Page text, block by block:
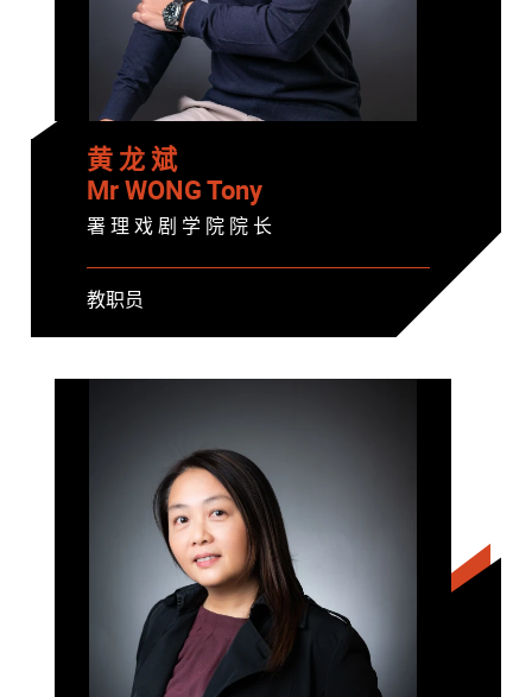
黄 龙 斌
Mr WONG Tony
署 理 戏 剧 学 院 院 长
教职员